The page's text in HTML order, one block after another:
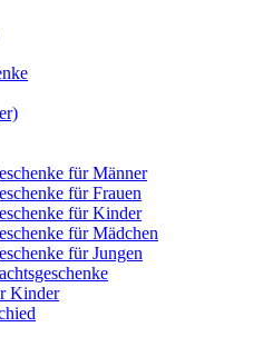
für Männer
für Frauen
für Kinder
für Mädchen
für Jungen
Kinder